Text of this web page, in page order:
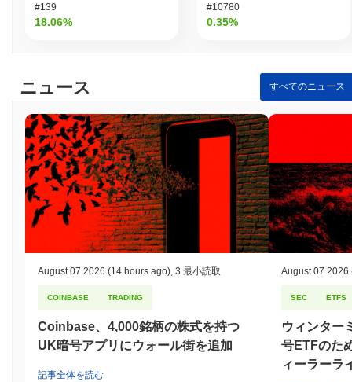
#139
18.06%
#10780
0.35%
ニュース すべてのニュース
August 07 2026 (14 hours ago) 3 最小読取
COINBASE TRADING
Coinbase、4,000銘柄の株式を持つ
UK暗号アプリにウォール街を追加
記事全体を読む
August 07 2026
SEC ETFS
ウィンター
号ETFのた
ィーラーラ